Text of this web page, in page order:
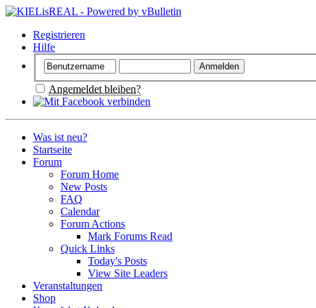
Registrieren
Hilfe
Angemeldet bleiben?
Was ist neu?
Startseite
Forum
Forum Home
New Posts
FAQ
Calendar
Forum Actions
Mark Forums Read
Quick Links
Today's Posts
View Site Leaders
Veranstaltungen
Shop